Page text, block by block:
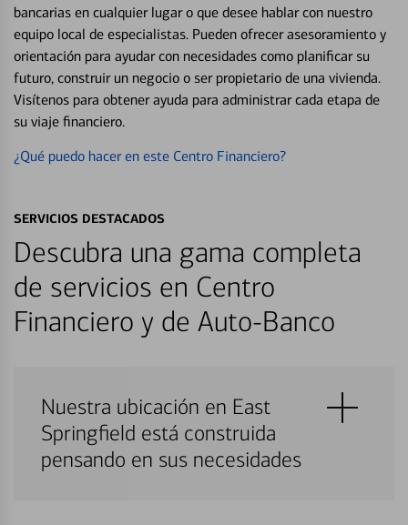
bancarias en cualquier lugar o que desee hablar con nuestro
equipo local de especialistas. Pueden ofrecer asesoramiento y
orientación para ayudar con necesidades como planificar su
futuro, construir un negocio o ser propietario de una vivienda.
Visítenos para obtener ayuda para administrar cada etapa de
su viaje financiero.
¿Qué puedo hacer en este Centro Financiero?
SERVICIOS DESTACADOS
Descubra una gama completa
de servicios en Centro
Financiero y de Auto-Banco
Nuestra ubicación en East
Springfield está construida
pensando en sus necesidades